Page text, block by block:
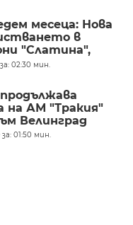
месеца: Нова
в
"Слатина",
02:30 мин.
на АМ "Тракия"
Велинград
01:50 мин.